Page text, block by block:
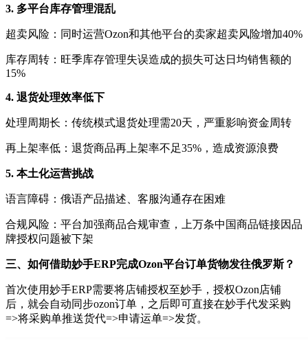
3. 多平台库存管理混乱
超卖风险：同时运营Ozon和其他平台的卖家超卖风险增加40%
库存周转：旺季库存管理失误造成的损失可达日均销售额的
15%
4. 退货处理效率低下
处理周期长：传统模式退货处理需20天，严重影响资金周转
再上架率低：退货商品再上架率不足35%，造成资源浪费
5. 本土化运营挑战
语言障碍：俄语产品描述、客服沟通存在困难
合规风险：平台加强商品合规审查，上万条中国商品链接因品
牌授权问题被下架
三、如何借助妙手ERP完成Ozon平台订单货物发往俄罗斯？
首次使用妙手ERP需要将店铺授权至妙手， 授权Ozon店铺
后，就会自动同步ozon订单，之后即可直接在妙手代发采购
=>将采购单推送货代=>申请运单=>发货。